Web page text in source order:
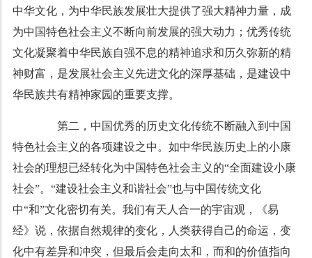
中华文化，为中华民族发展壮大提供了强大精神力量，成
为中国特色社会主义不断向前发展的强大动力；优秀传统
文化凝聚着中华民族自强不息的精神追求和历久弥新的精
神财富，是发展社会主义先进文化的深厚基础，是建设中
华民族共有精神家园的重要支撑。
第二，中国优秀的历史文化传统不断融入到中国
特色社会主义的各项建设之中。如中华民族历史上的小康
社会的理想已经转化为中国特色社会主义的“全面建设小康
社会”。“建设社会主义和谐社会”也与中国传统文化
中“和”文化密切有关。我们有天人合一的宇宙观，《易
经》说，依据自然规律的变化，人类获得自己的命运，变
化中有差异和冲突，但最后会走向太和，而和的价值指向